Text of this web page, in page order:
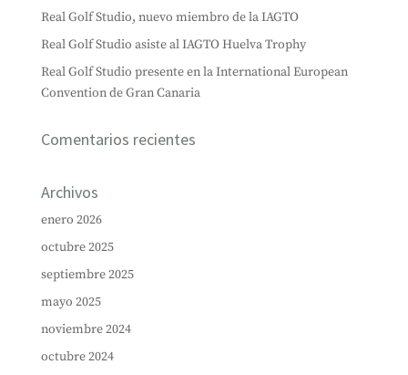
Real Golf Studio, nuevo miembro de la IAGTO
Real Golf Studio asiste al IAGTO Huelva Trophy
Real Golf Studio presente en la International European
Convention de Gran Canaria
Comentarios recientes
Archivos
enero 2026
octubre 2025
septiembre 2025
mayo 2025
noviembre 2024
octubre 2024